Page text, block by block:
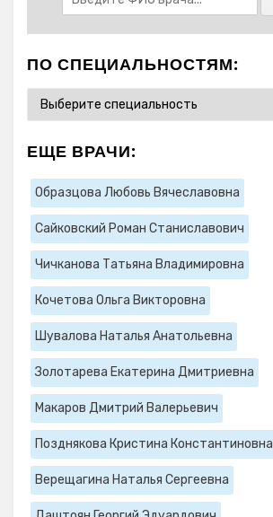
ПО СПЕЦИАЛЬНОСТЯМ:
ЕЩЕ ВРАЧИ:
Образцова Любовь Вячеславовна
Сайковский Роман Станиславович
Чичканова Татьяна Владимировна
Кочетова Ольга Викторовна
Шувалова Наталья Анатольевна
Золотарева Екатерина Дмитриевна
Макаров Дмитрий Валерьевич
Позднякова Кристина Константиновна
Верещагина Наталья Сергеевна